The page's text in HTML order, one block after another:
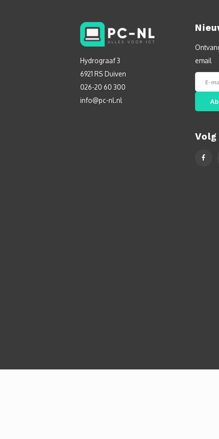
Hydrograaf 3
6921 RS Duiven
026-20 60 300
info@pc-nl.nl
email